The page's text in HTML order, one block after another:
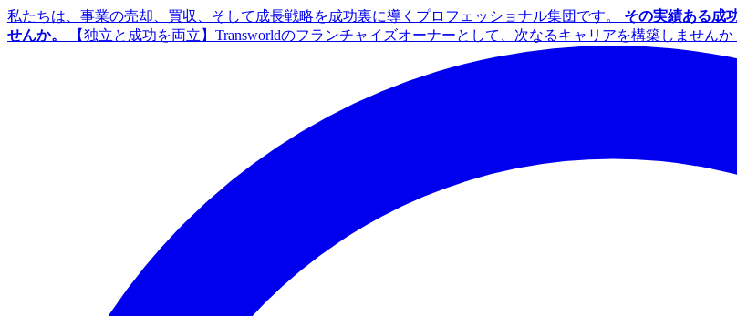
私たちは、事業の売却、買収、そして成長戦略を成功裏に導くプロフェッショナル集団です。 その実績ある成
せんか。
【独立と成功を両立】Transworldのフランチャイズオーナーとして、次なるキャリアを構築しませんか